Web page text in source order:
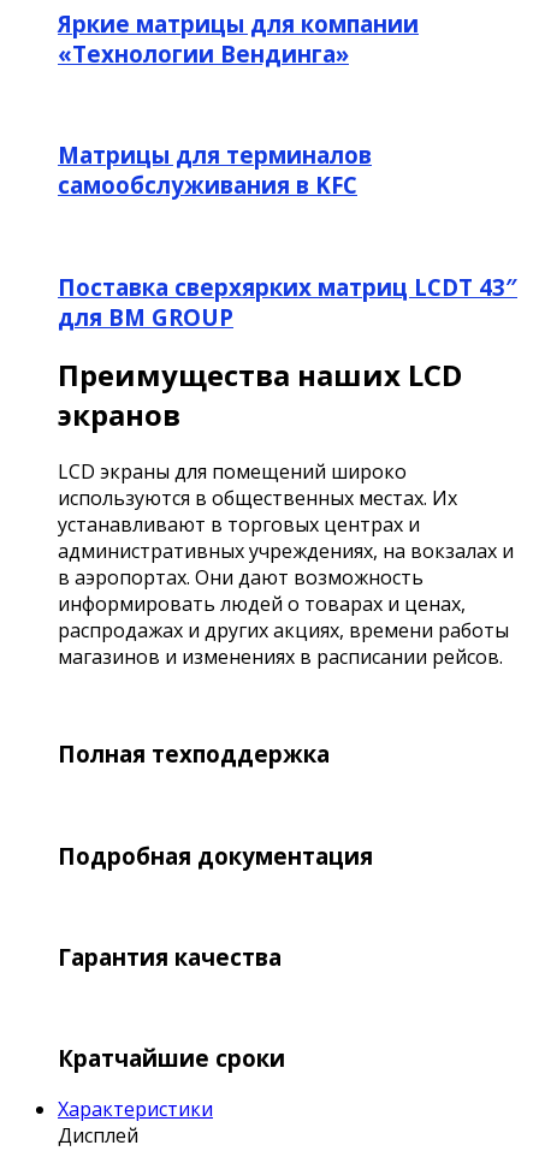
Яркие матрицы для компании
«Технологии Вендинга»
Матрицы для терминалов
самообслуживания в KFC
Поставка сверхярких матриц LCDT 43″
для BM GROUP
Преимущества наших LCD
экранов
LCD экраны для помещений широко
используются в общественных местах. Их
устанавливают в торговых центрах и
административных учреждениях, на вокзалах и
в аэропортах. Они дают возможность
информировать людей о товарах и ценах,
распродажах и других акциях, времени работы
магазинов и изменениях в расписании рейсов.
Полная техподдержка
Подробная документация
Гарантия качества
Кратчайшие сроки
Характеристики
Дисплей